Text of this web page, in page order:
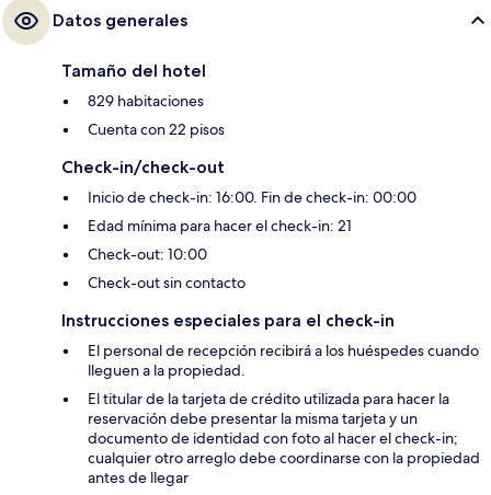
Datos generales
Tamaño del hotel
829 habitaciones
Cuenta con 22 pisos
Check-in/check-out
Inicio de check-in: 16:00. Fin de check-in: 00:00
Edad mínima para hacer el check-in: 21
Check-out: 10:00
Check-out sin contacto
Instrucciones especiales para el check-in
El personal de recepción recibirá a los huéspedes cuando
lleguen a la propiedad.
El titular de la tarjeta de crédito utilizada para hacer la
reservación debe presentar la misma tarjeta y un
documento de identidad con foto al hacer el check-in;
cualquier otro arreglo debe coordinarse con la propiedad
antes de llegar